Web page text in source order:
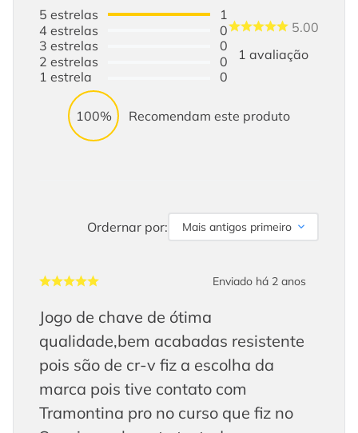
5estrelas
4estrelas
3estrelas
2estrelas
1estrela
1
0
0
0
0
5.00
1avaliação
100% Recomendam este produto
Ordernar por: Mais antigos primeiro
Enviado há 2 anos
Jogo de chave de ótima
qualidade,bem acabadas resistente
pois são de cr-v fiz a escolha da
marca pois tive contato com
Tramontina pro no curso que fiz no